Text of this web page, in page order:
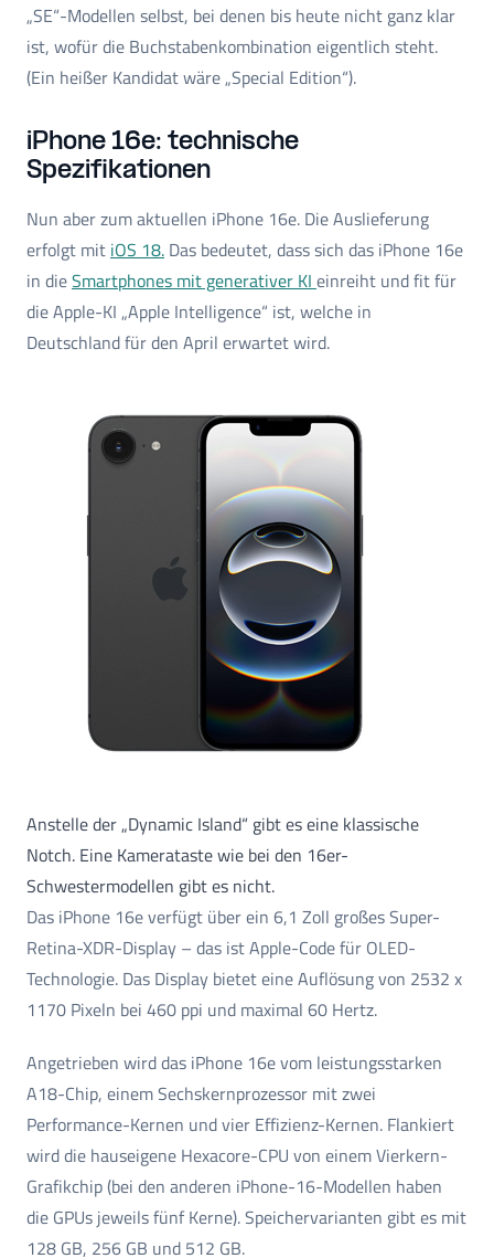
„SE“-Modellen selbst, bei denen bis heute nicht ganz klar
ist, wofür die Buchstabenkombination eigentlich steht.
(Ein heißer Kandidat wäre „Special Edition“).
iPhone 16e: technische
Spezifikationen
Nun aber zum aktuellen iPhone 16e. Die Auslieferung
erfolgt mit iOS 18. Das bedeutet, dass sich das iPhone 16e
in dieSmartphones mit generativer KI einreiht und fit für
die Apple-KI „Apple Intelligence“ ist, welche in
Deutschland für den April erwartet wird.
Anstelle der „Dynamic Island“ gibt es eine klassische
Notch. Eine Kamerataste wie bei den 16er-
Schwestermodellen gibt es nicht.
Das iPhone 16e verfügt über ein 6,1 Zoll großes Super-
Retina-XDR-Display – das ist Apple-Code für OLED-
Technologie. Das Display bietet eine Auflösung von 2532 x
1170 Pixeln bei 460 ppi und maximal 60 Hertz.
Angetrieben wird das iPhone 16e vom leistungsstarken
A18-Chip, einem Sechskernprozessor mit zwei
Performance-Kernen und vier Effizienz-Kernen. Flankiert
wird die hauseigene Hexacore-CPU von einem Vierkern-
Grafikchip (bei den anderen iPhone-16-Modellen haben
die GPUs jeweils fünf Kerne). Speichervarianten gibt es mit
128 GB, 256 GB und 512 GB.